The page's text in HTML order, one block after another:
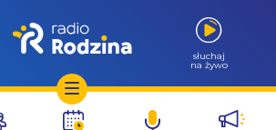
słuchaj
na żywo